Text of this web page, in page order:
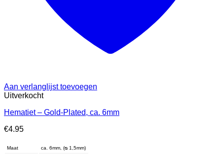
Aan verlanglijst toevoegen
Uitverkocht
Hematiet – Gold-Plated, ca. 6mm
€4.95
Maat ca. 6mm, (ᴓ 1,5mm)